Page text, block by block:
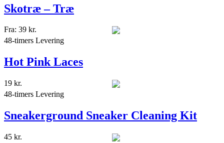
Skotræ – Træ
Fra: 39 kr.
48-timers Levering
Hot Pink Laces
19 kr.
48-timers Levering
Sneakerground Sneaker Cleaning Kit
45 kr.